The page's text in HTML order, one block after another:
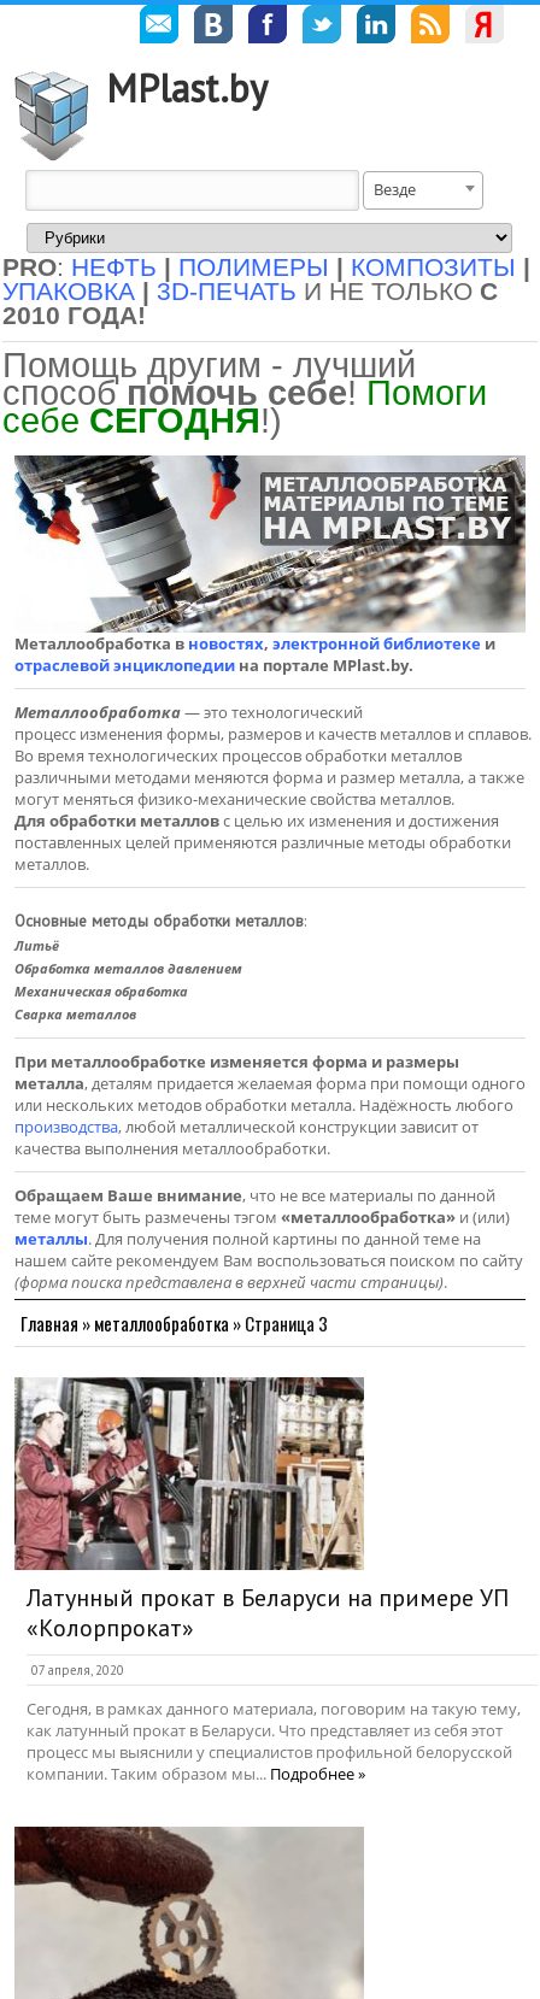
MPlast.by
Везде
PRO: НЕФТЬ | ПОЛИМЕРЫ | КОМПОЗИТЫ |
УПАКОВКА | 3D-ПЕЧАТЬ И НЕ ТОЛЬКО С
2010 ГОДА!
Помощь другим - лучший
способ помочь себе! Помоги
себе СЕГОДНЯ!)
Металлообработка в новостях, электронной библиотеке и
отраслевой энциклопедии на портале MPlast.by.
Металлообработка— это технологический
процесс изменения формы, размеров и качеств металлов и сплавов.
Во время технологических процессов обработки металлов
различными методами меняются форма и размер металла, а также
могут меняться физико-механические свойства металлов.
Для обработки металловс целью их изменения и достижения
поставленных целей применяются различные методы обработки
металлов.
Основные методы обработки металлов:
Литьё
Обработка металлов давлением
Механическая обработка
Сварка металлов
При металлообработке изменяется форма и размеры
металла, деталям придается желаемая форма при помощи одного
или нескольких методов обработки металла. Надёжность любого
производства, любой металлической конструкции зависит от
качества выполнения металлообработки.
Обращаем Ваше внимание, что не все материалы по данной
теме могут быть размечены тэгом «металлообработка» и (или)
металлы. Для получения полной картины по данной теме на
нашем сайте рекомендуем Вам воспользоваться поиском по сайту
(форма поиска представлена в верхней части страницы).
Главная »металлообработка »Страница 3
Латунный прокат в Беларуси на примере УП
«Колорпрокат»
07 апреля, 2020
Сегодня, в рамках данного материала, поговорим на такую тему,
как латунный прокат в Беларуси. Что представляет из себя этот
процесс мы выяснили у специалистов профильной белорусской
компании. Таким образом мы... Подробнее »